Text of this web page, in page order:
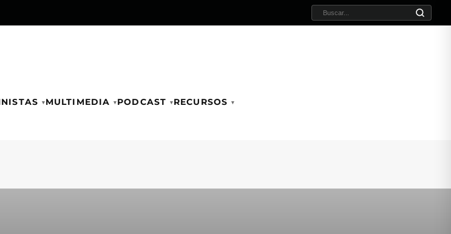
BUSCAR:
MULTIMEDIA PODCAST RECURSOS